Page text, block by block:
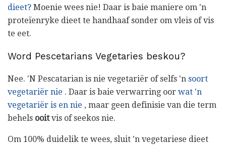
dieet? Moenie wees nie! Daar is baie maniere om 'n
proteïenryke dieet te handhaaf sonder om vleis of vis
te eet.
Word Pescetarians Vegetaries beskou?
Nee. 'N Pescatarian is nie vegetariër of selfs 'n soort
vegetariër nie . Daar is baie verwarring oor wat 'n
vegetariër is en nie , maar geen definisie van die term
behels ooitvis of seekos nie.
Om 100% duidelik te wees, sluit 'n vegetariese dieet